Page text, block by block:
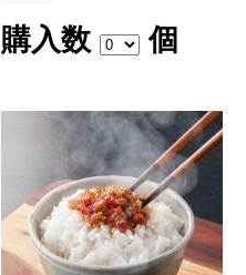
購入数 個